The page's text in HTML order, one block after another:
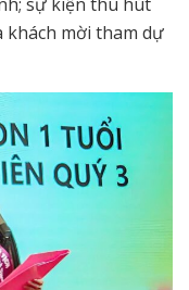
khách mời tham dự